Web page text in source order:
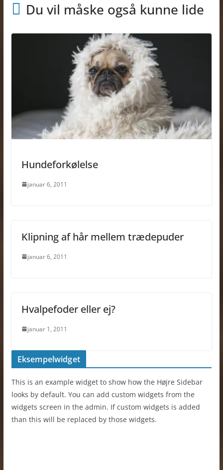
Du vil måske også kunne lide
Hundeforkølelse
januar 6, 2011
Klipning af hår mellem trædepuder
januar 6, 2011
Hvalpefoder eller ej?
januar 1, 2011
Eksempelwidget
This is an example widget to show how the Højre Sidebar
looks by default. You can add custom widgets from the
widgets screen in the admin. If custom widgets is added
than this will be replaced by those widgets.